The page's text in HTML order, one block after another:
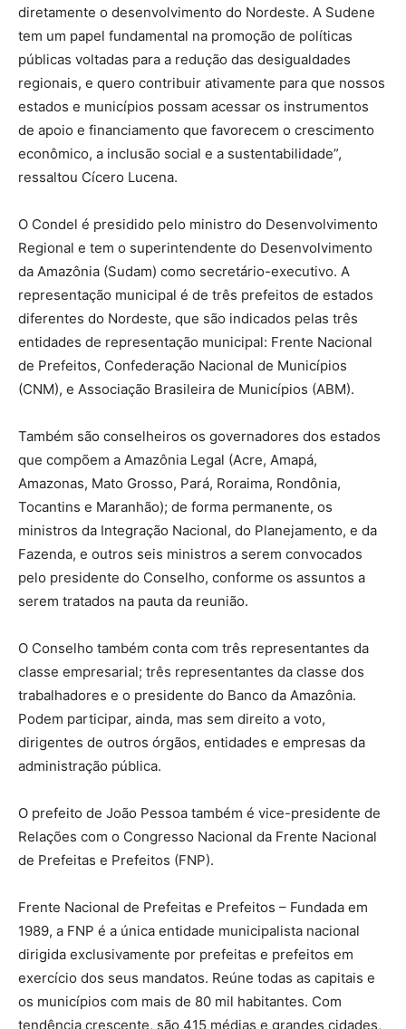
diretamente o desenvolvimento do Nordeste. A Sudene
tem um papel fundamental na promoção de políticas
públicas voltadas para a redução das desigualdades
regionais, e quero contribuir ativamente para que nossos
estados e municípios possam acessar os instrumentos
de apoio e financiamento que favorecem o crescimento
econômico, a inclusão social e a sustentabilidade”,
ressaltou Cícero Lucena.
O Condel é presidido pelo ministro do Desenvolvimento
Regional e tem o superintendente do Desenvolvimento
da Amazônia (Sudam) como secretário-executivo. A
representação municipal é de três prefeitos de estados
diferentes do Nordeste, que são indicados pelas três
entidades de representação municipal: Frente Nacional
de Prefeitos, Confederação Nacional de Municípios
(CNM), e Associação Brasileira de Municípios (ABM).
Também são conselheiros os governadores dos estados
que compõem a Amazônia Legal (Acre, Amapá,
Amazonas, Mato Grosso, Pará, Roraima, Rondônia,
Tocantins e Maranhão); de forma permanente, os
ministros da Integração Nacional, do Planejamento, e da
Fazenda, e outros seis ministros a serem convocados
pelo presidente do Conselho, conforme os assuntos a
serem tratados na pauta da reunião.
O Conselho também conta com três representantes da
classe empresarial; três representantes da classe dos
trabalhadores e o presidente do Banco da Amazônia.
Podem participar, ainda, mas sem direito a voto,
dirigentes de outros órgãos, entidades e empresas da
administração pública.
O prefeito de João Pessoa também é vice-presidente de
Relações com o Congresso Nacional da Frente Nacional
de Prefeitas e Prefeitos (FNP).
Frente Nacional de Prefeitas e Prefeitos – Fundada em
1989, a FNP é a única entidade municipalista nacional
dirigida exclusivamente por prefeitas e prefeitos em
exercício dos seus mandatos. Reúne todas as capitais e
os municípios com mais de 80 mil habitantes. Com
tendência crescente, são 415 médias e grandes cidades,